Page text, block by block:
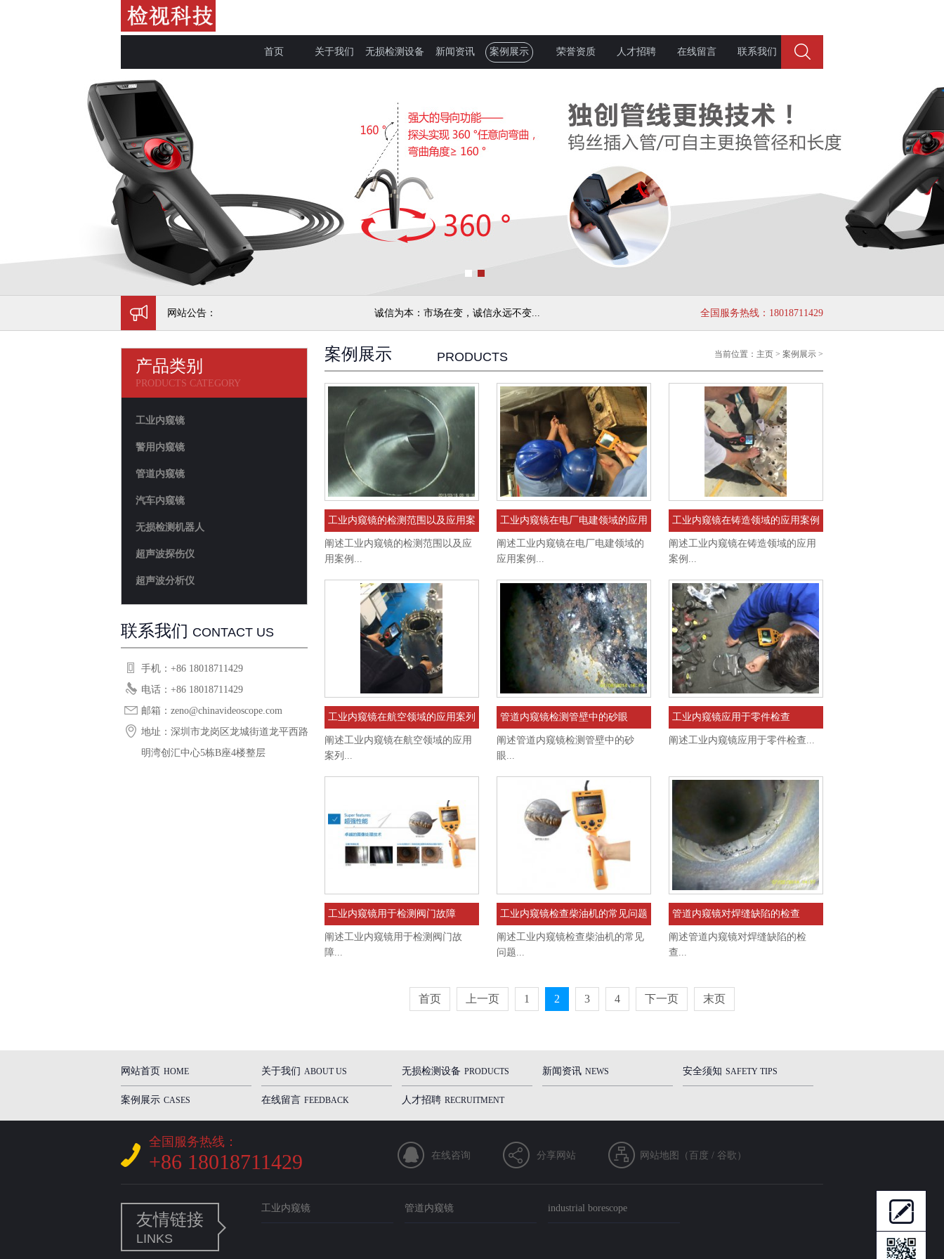
首页 关于我们 无损检测设备 新闻资讯 案例展示 荣誉资质 人才招聘 在线留言 联系我们
网站公告： 诚信为本：市场在变，诚信永远不变... 全国服务热线：18018711429
+86 18018711429
产品类别
PRODUCTS CATEGORY
工业内窥镜
警用内窥镜
管道内窥镜
汽车内窥镜
无损检测机器人
超声波探伤仪
超声波分析仪
联系我们 CONTACT US
手机：+86 18018711429
电话：+86 18018711429
邮箱：zeno@chinavideoscope.com
地址：深圳市龙岗区龙城街道龙平西路恒
明湾创汇中心5栋B座4楼整层
案例展示 PRODUCTS 当前位置： 主页 > 案例展示 >
工业内窥镜的检测范围以及应用案
例
阐述工业内窥镜的检测范围以及应
用案例...
工业内窥镜在电厂电建领域的应用
案例
阐述工业内窥镜在电厂电建领域的
应用案例...
工业内窥镜在铸造领域的应用案例
阐述工业内窥镜在铸造领域的应用
案例...
工业内窥镜在航空领域的应用案列
阐述工业内窥镜在航空领域的应用
案列...
管道内窥镜检测管壁中的砂眼
阐述管道内窥镜检测管壁中的砂
眼...
工业内窥镜应用于零件检查
阐述工业内窥镜应用于零件检查...
工业内窥镜用于检测阀门故障
阐述工业内窥镜用于检测阀门故
障...
工业内窥镜检查柴油机的常见问题
阐述工业内窥镜检查柴油机的常见
问题...
管道内窥镜对焊缝缺陷的检查
阐述管道内窥镜对焊缝缺陷的检
查...
首页 上一页 1 2 3 4 下一页 末页
网站首页 HOME 关于我们 ABOUT US 无损检测设备 PRODUCTS 新闻资讯 NEWS 安全须知 SAFETY TIPS
案例展示 CASES 在线留言 FEEDBACK 人才招聘 RECRUITMENT
全国服务热线：
+86 18018711429 在线咨询 分享网站 网站地图（ 百度 / 谷歌 ）
友情链接
LINKS
工业内窥镜 管道内窥镜 industrial borescope